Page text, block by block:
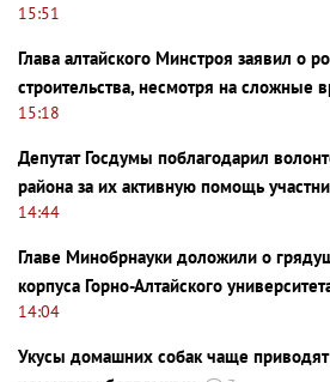
15:51
Глава алтайского Минстроя заявил о
строительства, несмотря на сложные
15:18
Депутат Госдумы поблагодарил
района за их активную помощь
14:44
Главе Минобрнауки доложили о
корпуса Горно-Алтайского
14:04
Укусы домашних собак чаще